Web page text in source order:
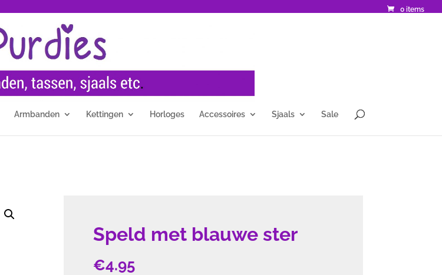
0 items
Armbanden Kettingen Horloges Accessoires Sjaals Sale
Speld met blauwe ster
€4.95